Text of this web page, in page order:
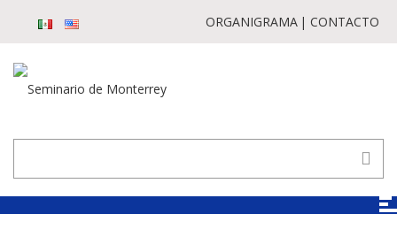
ORGANIGRAMA CONTACTO